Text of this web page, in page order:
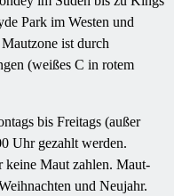
Park im Westen und
ist durch
(weißes C in rotem
bis Freitags (außer
Uhr gezahlt werden.
keine Maut zahlen. Maut-
und Neujahr.